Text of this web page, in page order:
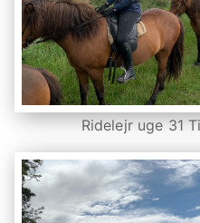
Ridelejr uge 31